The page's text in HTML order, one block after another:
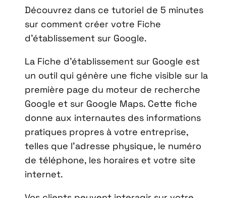
Découvrez dans ce tutoriel de 5 minutes
sur comment créer votre Fiche
d’établissement sur Google.
La Fiche d’établissement sur Google est
un outil qui génère une fiche visible sur la
première page du moteur de recherche
Google et sur Google Maps. Cette fiche
donne aux internautes des informations
pratiques propres à votre entreprise,
telles que l’adresse physique, le numéro
de téléphone, les horaires et votre site
internet.